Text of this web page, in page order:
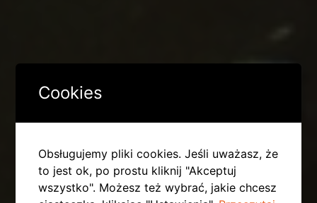
Cookies
Obsługujemy pliki cookies. Jeśli uważasz, że
to jest ok, po prostu kliknij "Akceptuj
wszystko". Możesz też wybrać, jakie chcesz